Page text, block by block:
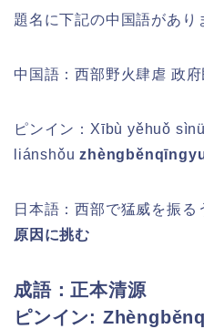
題名に下記の中国語があり
中国語：西部野火肆虐 政
ピンイン： Xībù yěhuǒ
liánshǒu
日本語：西部で猛威を振
原因に挑む
成語：正本清源
ピンイン: